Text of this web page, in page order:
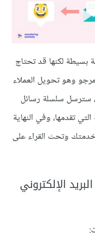
بسيطة لكنها قد تحتاج
وهو تحويل العملاء
سترسل سلسلة رسائل
تقدمها، وفي النهاية
وتحث القراء على
الإلكتروني